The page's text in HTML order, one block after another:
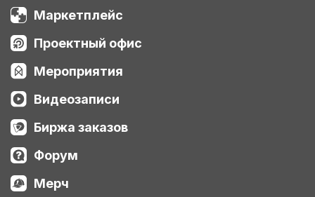
Маркетплейс
Проектный офис
Мероприятия
Видеозаписи
Биржа заказов
Форум
Мерч